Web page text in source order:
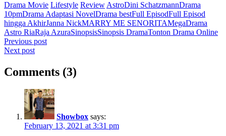
Drama Movie Lifestyle Review AstroDini SchatzmannDrama
10pmDrama Adaptasi NovelDrama bestFull EpisodFull Episod
hingga AkhirJanna NickMARRY ME SENORITAMegaDrama
Astro RiaRaja AzuraSinopsisSinopsis DramaTonton Drama Online
Post
navigation
Previous post
Next post
Comments (3)
Showbox says:
February 13, 2021 at 3:31 pm